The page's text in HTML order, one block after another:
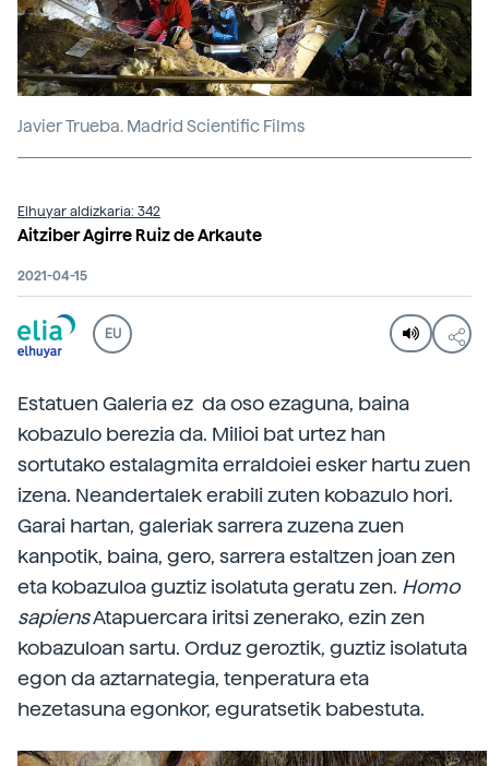
Javier Trueba. Madrid Scientific Films
Elhuyar aldizkaria: 342
Aitziber Agirre Ruiz de Arkaute
2021-04-15
EU
Estatuen Galeria ez da oso ezaguna, baina
kobazulo berezia da. Milioi bat urtez han
sortutako estalagmita erraldoiei esker hartu zuen
izena. Neandertalek erabili zuten kobazulo hori.
Garai hartan, galeriak sarrera zuzena zuen
kanpotik, baina, gero, sarrera estaltzen joan zen
eta kobazuloa guztiz isolatuta geratu zen. Homo
sapiensAtapuercara iritsi zenerako, ezin zen
kobazuloan sartu. Orduz geroztik, guztiz isolatuta
egon da aztarnategia, tenperatura eta
hezetasuna egonkor, eguratsetik babestuta.